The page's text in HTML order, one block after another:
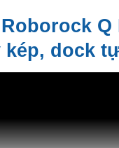
Q
kép, dock